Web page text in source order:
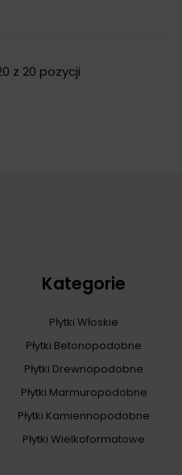
z 20 pozycji
Kategorie
Płytki Włoskie
Płytki Betonopodobne
Płytki Drewnopodobne
Płytki Marmuropodobne
Płytki Kamiennopodobne
Płytki Wielkoformatowe